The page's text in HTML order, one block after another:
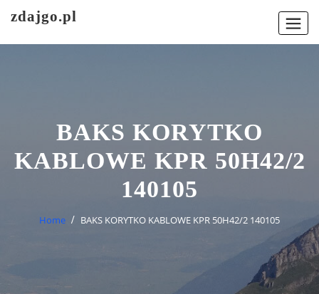
zdajgo.pl
BAKS KORYTKO
KABLOWE KPR 50H42/2
140105
Home BAKS KORYTKO KABLOWE KPR 50H42/2 140105